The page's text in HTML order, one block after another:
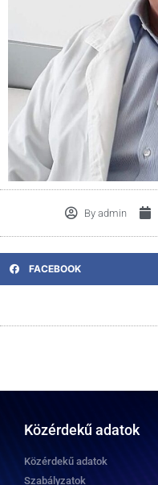
By admin
FACEBOOK
Közérdekű adatok
Közérdekű adatok
Szabályzatok